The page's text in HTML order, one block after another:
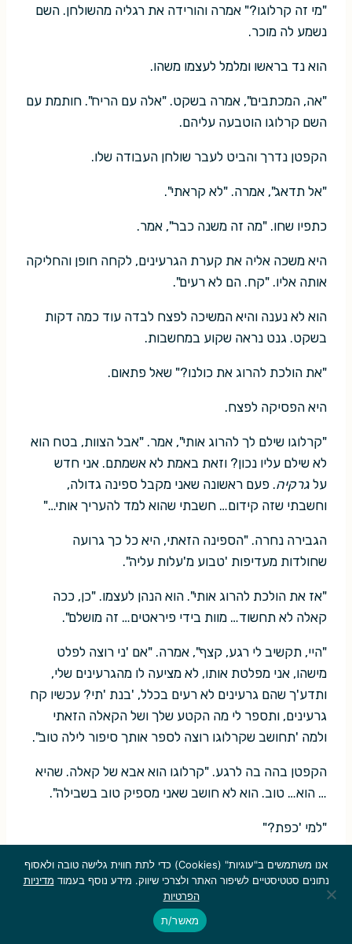
"מי זה קרלוגו?" אמרה והורידה את רגליה מהשולחן. השם
נשמע לה מוכר.
הוא נד בראשו ומלמל לעצמו משהו.
"אה, המכתבים", אמרה בשקט. "אלה עם הריח". חותמת עם
השם קרלוגו הוטבעה עליהם.
הקפטן נדרך והביט לעבר שולחן העבודה שלו.
"אל תדאג", אמרה. "לא קראתי".
כתפיו שחו. "מה זה משנה כבר", אמר.
היא משכה אליה את קערת הגרעינים, לקחה חופן והחליקה
אותה אליו. "קח. הם לא רעים".
הוא לא נענה והיא המשיכה לפצח לבדה עוד כמה דקות
בשקט. גנט נראה שקוע במחשבות.
"את הולכת להרוג את כולנו?" שאל פתאום.
היא הפסיקה לפצח.
"קרלוגו שילם לך להרוג אותי", אמר. "אבל הצוות, בטח הוא
לא שילם עליו נכון? וזאת באמת לא אשמתם. אני חדש
על גרקיה. פעם ראשונה שאני מקבל ספינה גדולה,
וחשבתי שזה קידום… חשבתי שהוא למד להעריך אותי…"
הגבירה נחרה. "הספינה הזאתי, היא כל כך גרועה
שחולדות מעדיפות 'טבוע מ'עלות עליה".
"אז את הולכת להרוג אותי". הוא הנהן לעצמו. "כן, ככה
קאלה לא תחשוד… מוות בידי פיראטים… זה מושלם".
"היי, תקשיב לי רגע, קצף", אמרה. "אם 'ני רוצה לפלט
מישהו, אני מפלטת אותו, לא מציעה לו מהגרעינים שלי,
ותדע'ך שהם גרעינים לא רעים בכלל, 'בנת 'תי? עכשיו קח
גרעינים, ותספר לי מה הקטע שלך ושל הקאלה הזאתי
ולמה 'תחושב שקרלוגו רוצה לספר אותך סיפור לילה טוב".
הקפטן בהה בה לרגע. "קרלוגו הוא אבא של קאלה. שהיא
… הוא… טוב. הוא לא חושב שאני מספיק טוב בשבילה".
"למי 'כפת?"
"הוא מפקד הצי בפועל…"
היא פלטה שריקה. "נראה לי 'תה צריך לשקול להיות שודד
ים, זה יהיה'ך בטוח 'תר".
אנו משתמשים ב"עוגיות" (Cookies) כדי לתת חווית גלישה טובה ולאסוף
נתונים סטטיסטיים לשיפור האתר ולצרכי שיווק. מידע נוסף בעמוד מדיניות
הפרטיות
מאשר/ת